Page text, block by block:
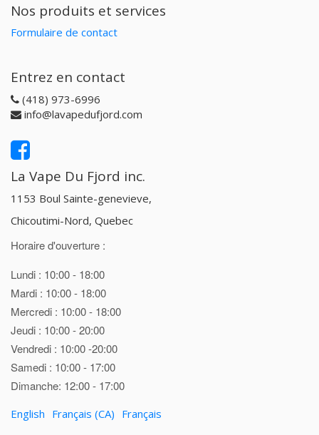
Nos produits et services
Formulaire de contact
Entrez en contact
(418) 973-6996
info@lavapedufjord.com
La Vape Du Fjord inc.
1153 Boul Sainte-genevieve,
Chicoutimi-Nord, Quebec
Horaire d'ouverture :
Lundi : 10:00 - 18:00
Mardi : 10:00 - 18:00
Mercredi : 10:00 - 18:00
Jeudi : 10:00 - 20:00
Vendredi : 10:00 -20:00
Samedi : 10:00 - 17:00
Dimanche: 12:00 - 17:00
English Français (CA) Français